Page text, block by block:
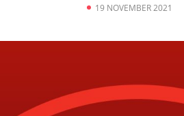
19 NOVEMBER 2021